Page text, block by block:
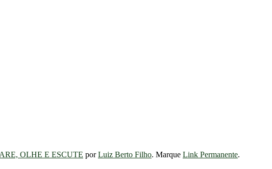
OLHE E ESCUTE porLuiz Berto Filho. Marque Link Permanente.